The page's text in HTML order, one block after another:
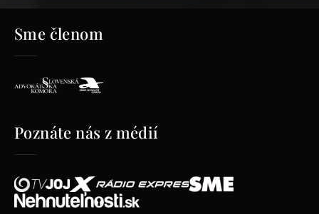
Sme členom
Poznáte nás z médií